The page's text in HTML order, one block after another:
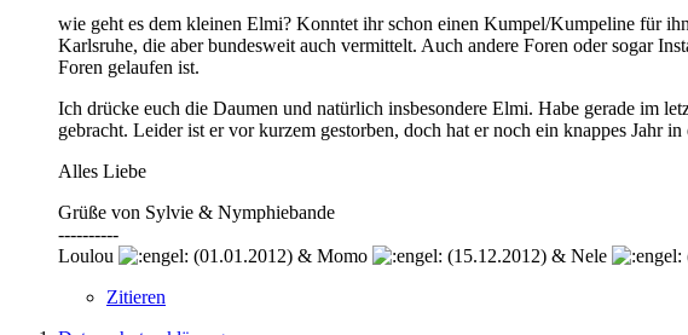
wie geht es dem kleinen Elmi? Konntet ihr schon einen Kumpel/Kumpeline für
Karlsruhe, die aber bundesweit auch vermittelt. Auch andere Foren oder sogar
Foren gelaufen ist.
Ich drücke euch die Daumen und natürlich insbesondere Elmi. Habe gerade im
gebracht. Leider ist er vor kurzem gestorben, doch hat er noch ein knappes Jahr
Alles Liebe
Grüße von Sylvie & Nymphiebande
----------
Loulou
(01.01.2012) & Momo (15.12.2012) & Nele
Zitieren